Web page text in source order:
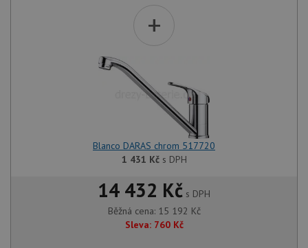
+
Blanco DARAS chrom 517720
1 431 Kčs DPH
14 432 Kč s DPH
Běžná cena: 15 192 Kč
Sleva: 760 Kč